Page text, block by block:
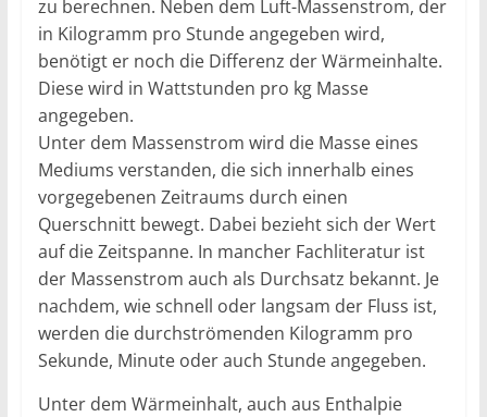
zu berechnen. Neben dem Luft-Massenstrom, der
in Kilogramm pro Stunde angegeben wird,
benötigt er noch die Differenz der Wärmeinhalte.
Diese wird in Wattstunden pro kg Masse
angegeben.
Unter dem Massenstrom wird die Masse eines
Mediums verstanden, die sich innerhalb eines
vorgegebenen Zeitraums durch einen
Querschnitt bewegt. Dabei bezieht sich der Wert
auf die Zeitspanne. In mancher Fachliteratur ist
der Massenstrom auch als Durchsatz bekannt. Je
nachdem, wie schnell oder langsam der Fluss ist,
werden die durchströmenden Kilogramm pro
Sekunde, Minute oder auch Stunde angegeben.
Unter dem Wärmeinhalt, auch aus Enthalpie